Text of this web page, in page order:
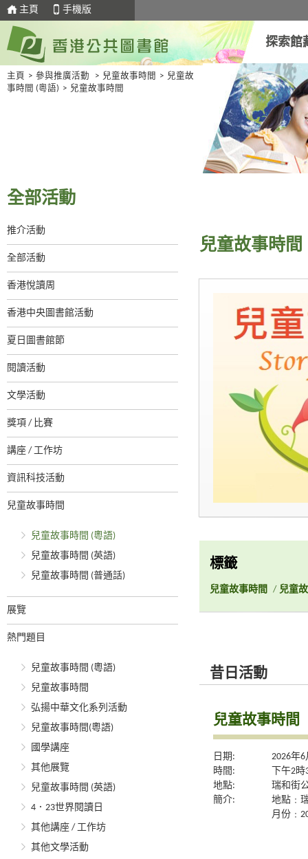
主頁 手機版
探索館
主頁 > 參與推廣活動 > 兒童故事時間 > 兒童故
事時間 (粵語) > 兒童故事時間
全部活動
推介活動
全部活動
香港悅讀周
香港中央圖書館活動
夏日圖書館節
閱讀活動
文學活動
獎項 / 比賽
講座 / 工作坊
資訊科技活動
兒童故事時間
兒童故事時間 (粵語)
兒童故事時間 (英語)
兒童故事時間 (普通話)
展覽
熱門題目
兒童故事時間 (粵語)
兒童故事時間
弘揚中華文化系列活動
兒童故事時間(粵語)
國學講座
其他展覽
兒童故事時間 (英語)
4．23世界閱讀日
其他講座 / 工作坊
其他文學活動
兒童故事時間
標籤
兒童故事時間 / 兒童
昔日活動
兒童故事時間
日期:
2026年
時間:
下午2
地點:
瑞和街
簡介:
地點﹕
月份